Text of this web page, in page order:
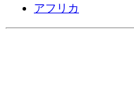
アフリカ